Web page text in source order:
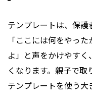
テンプレートは、保護
「ここには何をやっ
よ」と声をかけやす
くなります。親子で取
テンプレートを使う大